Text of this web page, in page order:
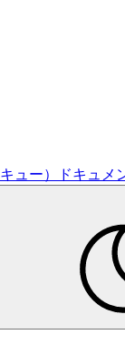
ュー）ドキュメ